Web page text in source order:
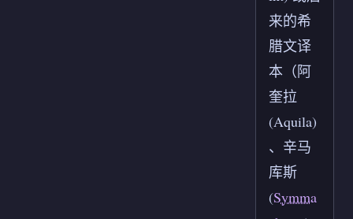
来的希
腊文译
本（阿
奎拉
(Aquila)
、辛马
库斯
(Symma